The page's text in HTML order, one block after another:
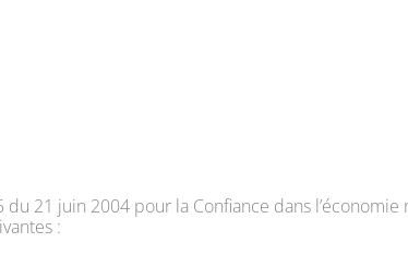
21 juin 2004 pour la Confiance dans
: